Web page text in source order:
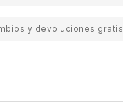
y devoluciones gratis